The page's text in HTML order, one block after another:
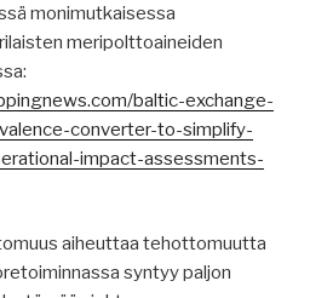
monimutkaisessa
meripolttoaineiden
baltic-exchange-
converter-to-simplify-
impact-assessments-
aiheuttaa tehottomuutta
syntyy paljon